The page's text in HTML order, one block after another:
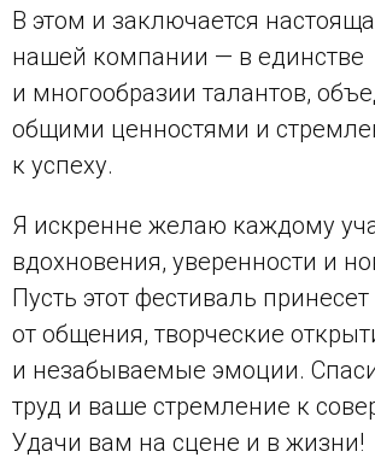
В этом и заключается
нашей компании — в единстве
и многообразии талантов,
общими ценностями и
к успеху.
Я искренне желаю каждому
вдохновения, уверенности и
Пусть этот фестиваль
от общения, творческие
и незабываемые эмоции.
труд и ваше стремление к
Удачи вам на сцене и в жизни!